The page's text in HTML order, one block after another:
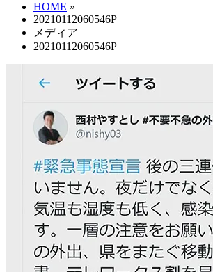
HOME »
20210112060546P
メディア
20210112060546P